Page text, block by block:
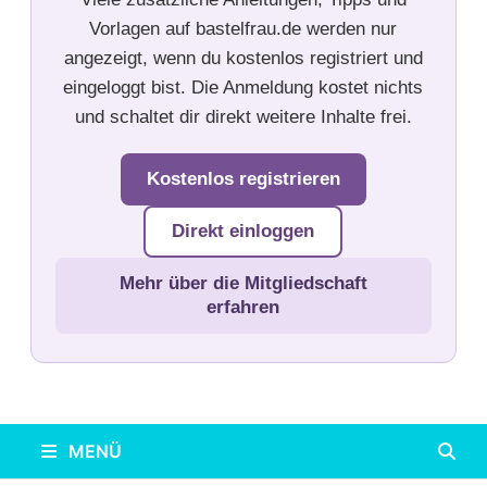
Vorlagen auf bastelfrau.de werden nur
angezeigt, wenn du kostenlos registriert und
eingeloggt bist. Die Anmeldung kostet nichts
und schaltet dir direkt weitere Inhalte frei.
Kostenlos registrieren
Direkt einloggen
Mehr über die Mitgliedschaft
erfahren
MENÜ